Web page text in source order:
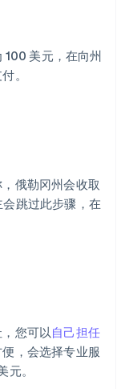
100 美元，在向州
。
俄勒冈州会收取
跳过此步骤，在
您可以自己担任
，会选择专业服
。